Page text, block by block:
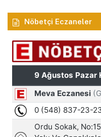
Nöbetçi Eczaneler